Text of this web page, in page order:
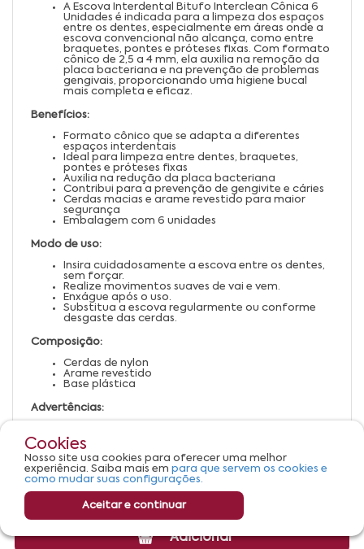
Adicionar
A Escova Interdental Bitufo Interclean Cônica 6
Unidades é indicada para a limpeza dos espaços
entre os dentes, especialmente em áreas onde a
escova convencional não alcança, como entre
braquetes, pontes e próteses fixas. Com formato
cônico de 2,5 a 4 mm, ela auxilia na remoção da
placa bacteriana e na prevenção de problemas
gengivais, proporcionando uma higiene bucal
mais completa e eficaz.
Benefícios:
Formato cônico que se adapta a diferentes
espaços interdentais
Ideal para limpeza entre dentes, braquetes,
pontes e próteses fixas
Auxilia na redução da placa bacteriana
Contribui para a prevenção de gengivite e cáries
Cerdas macias e arame revestido para maior
segurança
Embalagem com 6 unidades
Modo de uso:
Insira cuidadosamente a escova entre os dentes,
sem forçar.
Realize movimentos suaves de vai e vem.
Enxágue após o uso.
Substitua a escova regularmente ou conforme
desgaste das cerdas.
Composição:
Cerdas de nylon
Arame revestido
Base plástica
Advertências:
Mantenha fora do alcance de crianças.
Não force a escova entre os dentes para evitar
lesões gengivais.
Armazene em local seco e limpo.
Cookies
Nosso site usa cookies para oferecer uma melhor
experiência. Saiba mais em para que servem os cookies e
como mudar suas configurações.
Aceitar e continuar